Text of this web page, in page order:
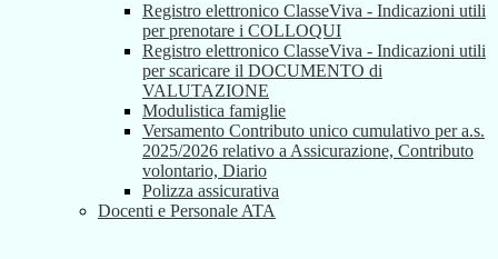
Registro elettronico ClasseViva - Indicazioni utili
per prenotare i COLLOQUI
Registro elettronico ClasseViva - Indicazioni utili
per scaricare il DOCUMENTO di
VALUTAZIONE
Modulistica famiglie
Versamento Contributo unico cumulativo per a.s.
2025/2026 relativo a Assicurazione, Contributo
volontario, Diario
Polizza assicurativa
Docenti e Personale ATA